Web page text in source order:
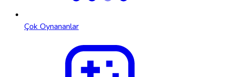
Çok Oynananlar